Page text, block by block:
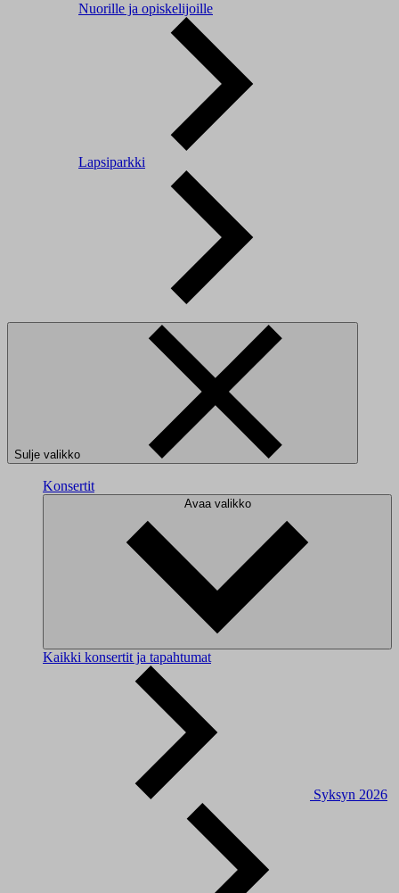
Nuorille ja opiskelijoille
Lapsiparkki
Sulje valikko
Konsertit
Avaa valikko
Kaikki konsertit ja tapahtumat
Syksyn 2026